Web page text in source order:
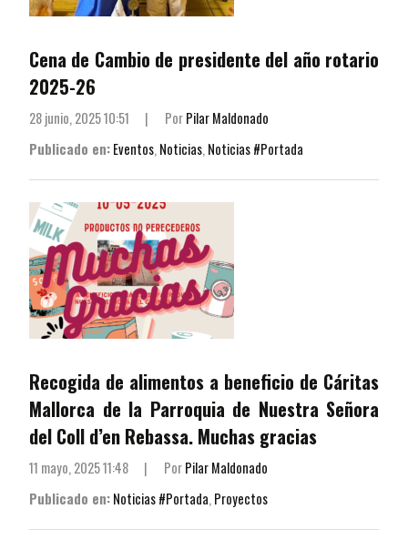
Cena de Cambio de presidente del año rotario
2025-26
28 junio, 2025 10:51 | PorPilar Maldonado
Publicado en:Eventos, Noticias, Noticias #Portada
Recogida de alimentos a beneficio de Cáritas
Mallorca de la Parroquia de Nuestra Señora
del Coll d’en Rebassa. Muchas gracias
11 mayo, 2025 11:48 | PorPilar Maldonado
Publicado en:Noticias #Portada,Proyectos